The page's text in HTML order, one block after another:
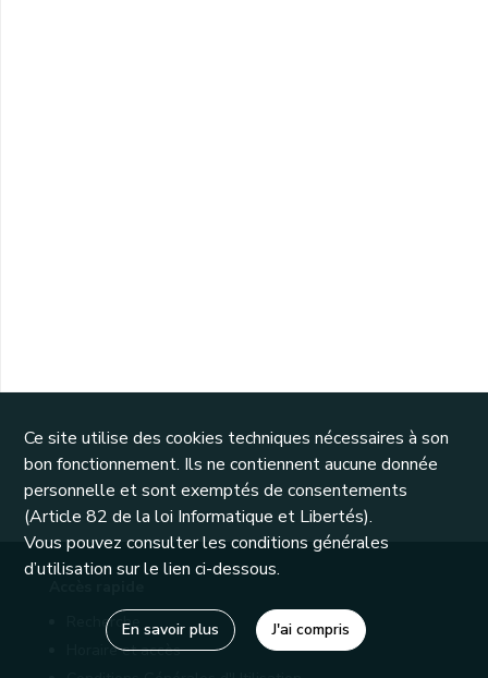
Recherche
Horaire et accès
Ce site utilise des cookies techniques nécessaires à son
bon fonctionnement. Ils ne contiennent aucune donnée
personnelle et sont exemptés de consentements
(Article 82 de la loi Informatique et Libertés).
Vous pouvez consulter les conditions générales
d’utilisation sur le lien ci-dessous.
En savoir plus J'ai compris